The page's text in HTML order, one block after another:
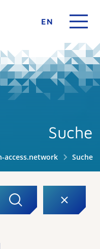
EN
Suche
access.network Suche